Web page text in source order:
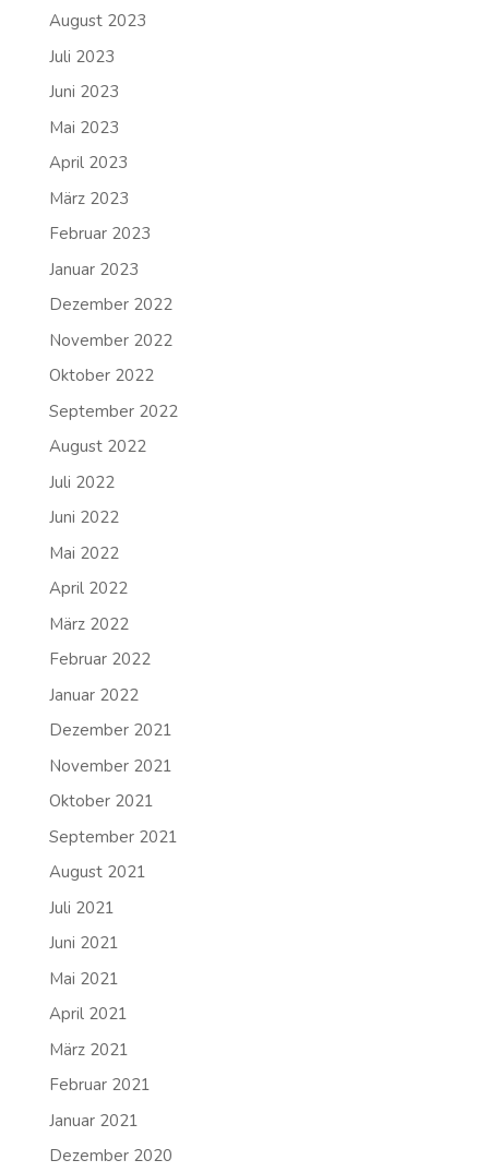
August 2023
Juli 2023
Juni 2023
Mai 2023
April 2023
März 2023
Februar 2023
Januar 2023
Dezember 2022
November 2022
Oktober 2022
September 2022
August 2022
Juli 2022
Juni 2022
Mai 2022
April 2022
März 2022
Februar 2022
Januar 2022
Dezember 2021
November 2021
Oktober 2021
September 2021
August 2021
Juli 2021
Juni 2021
Mai 2021
April 2021
März 2021
Februar 2021
Januar 2021
Dezember 2020